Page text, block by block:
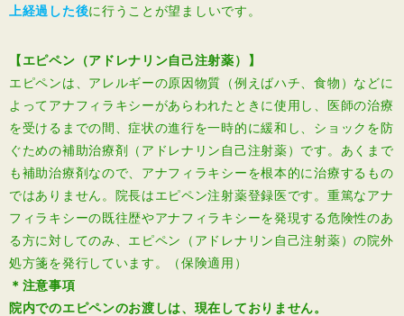
上経過した後に行うことが望ましいです。
【エピペン（アドレナリン自己注射薬）】
エピペンは、アレルギーの原因物質（例えばハチ、食物）などに
よってアナフィラキシーがあらわれたときに使用し、医師の治療
を受けるまでの間、症状の進行を一時的に緩和し、ショックを防
ぐための補助治療剤（アドレナリン自己注射薬）です。あくまで
も補助治療剤なので、アナフィラキシーを根本的に治療するもの
ではありません。院長はエピペン注射薬登録医です。重篤なアナ
フィラキシーの既往歴やアナフィラキシーを発現する危険性のあ
る方に対してのみ、エピペン（アドレナリン自己注射薬）の院外
処方箋を発行しています。（保険適用）
＊注意事項
院内でのエピペンのお渡しは、現在しておりません。